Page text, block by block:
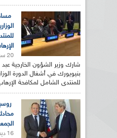
20 سبتمبر 2017
شارك وزير الشؤون الخارجية عبد
بنيويورك في أشغال الدورة
للمنتدى الشامل لمكافحة
16 ديسمبر 2015